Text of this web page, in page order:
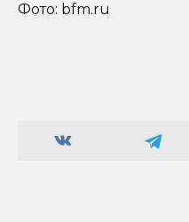
Фото: bfm.ru